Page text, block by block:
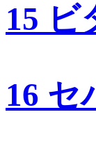
15 ビ
16 セ